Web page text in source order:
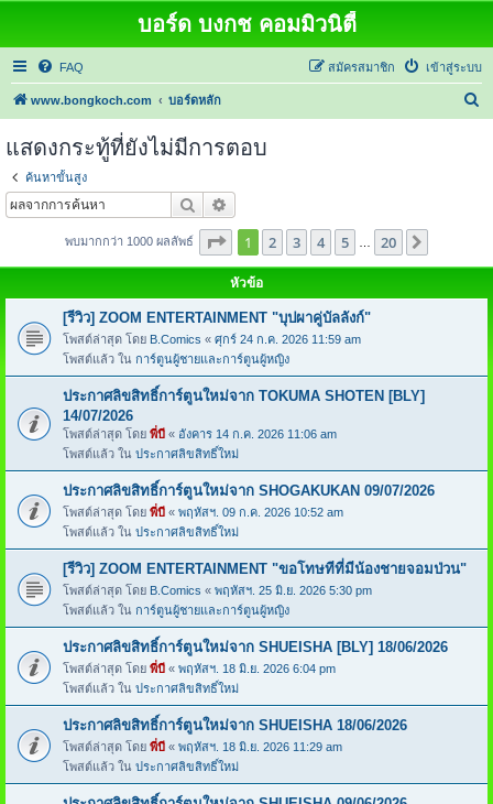
บอร์ด บงกช คอมมิวนิตี้
FAQ เข้าสู่ระบบ
สมัครสมาชิก
www.bongkoch.com บอร์ดหลัก
แสดงกระทู้ที่ยังไม่มีการตอบ
ค้นหาขั้นสูง
ค้นหา
พบมากกว่า 1000 ผลลัพธ์ หน้า จากทั้งหมด 20
1 2 3 4 5 20
หัวข้อ
[รีวิว] ZOOM ENTERTAINMENT "บุปผาคู่บัลลังก์"
โพสต์ล่าสุด โดย B.Comics « ศุกร์ 24 ก.ค. 2026 11:59 am
โพสต์แล้ว ใน การ์ตูนผู้ชายและการ์ตูนผู้หญิง
ประกาศลิขสิทธิ์การ์ตูนใหม่จาก TOKUMA SHOTEN [BLY]
14/07/2026
โพสต์ล่าสุด โดย พี่บี « อังคาร 14 ก.ค. 2026 11:06 am
โพสต์แล้ว ใน ประกาศลิขสิทธิ์ใหม่
ประกาศลิขสิทธิ์การ์ตูนใหม่จาก SHOGAKUKAN 09/07/2026
โพสต์ล่าสุด โดย พี่บี « พฤหัสฯ. 09 ก.ค. 2026 10:52 am
โพสต์แล้ว ใน ประกาศลิขสิทธิ์ใหม่
[รีวิว] ZOOM ENTERTAINMENT "ขอโทษทีที่มีน้องชายจอมป่วน"
โพสต์ล่าสุด โดย B.Comics « พฤหัสฯ. 25 มิ.ย. 2026 5:30 pm
โพสต์แล้ว ใน การ์ตูนผู้ชายและการ์ตูนผู้หญิง
ประกาศลิขสิทธิ์การ์ตูนใหม่จาก SHUEISHA [BLY] 18/06/2026
โพสต์ล่าสุด โดย พี่บี « พฤหัสฯ. 18 มิ.ย. 2026 6:04 pm
โพสต์แล้ว ใน ประกาศลิขสิทธิ์ใหม่
ประกาศลิขสิทธิ์การ์ตูนใหม่จาก SHUEISHA 18/06/2026
โพสต์ล่าสุด โดย พี่บี « พฤหัสฯ. 18 มิ.ย. 2026 11:29 am
โพสต์แล้ว ใน ประกาศลิขสิทธิ์ใหม่